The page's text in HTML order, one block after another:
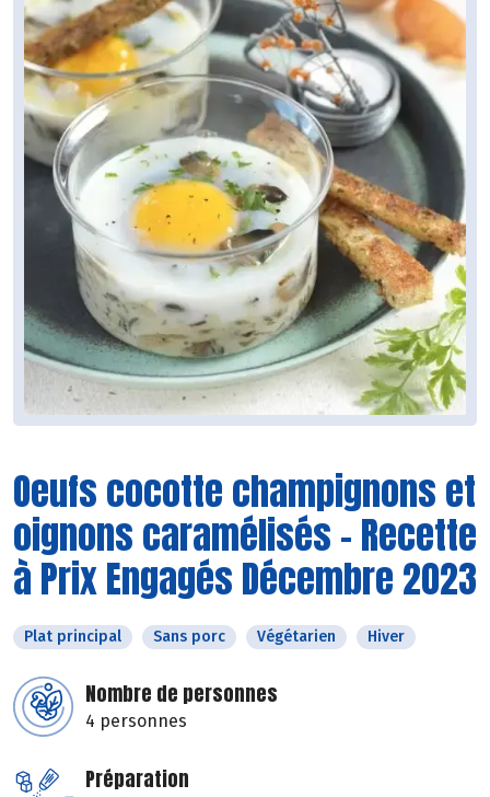
Oeufs cocotte champignons et
oignons caramélisés - Recette
à Prix Engagés Décembre 2023
Plat principal Sans porc Végétarien Hiver
Nombre de personnes
4 personnes
Préparation